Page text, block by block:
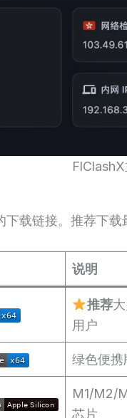
载链接。推荐下载
说明
推荐
用户
绿色便携
M1/M2/
芯片